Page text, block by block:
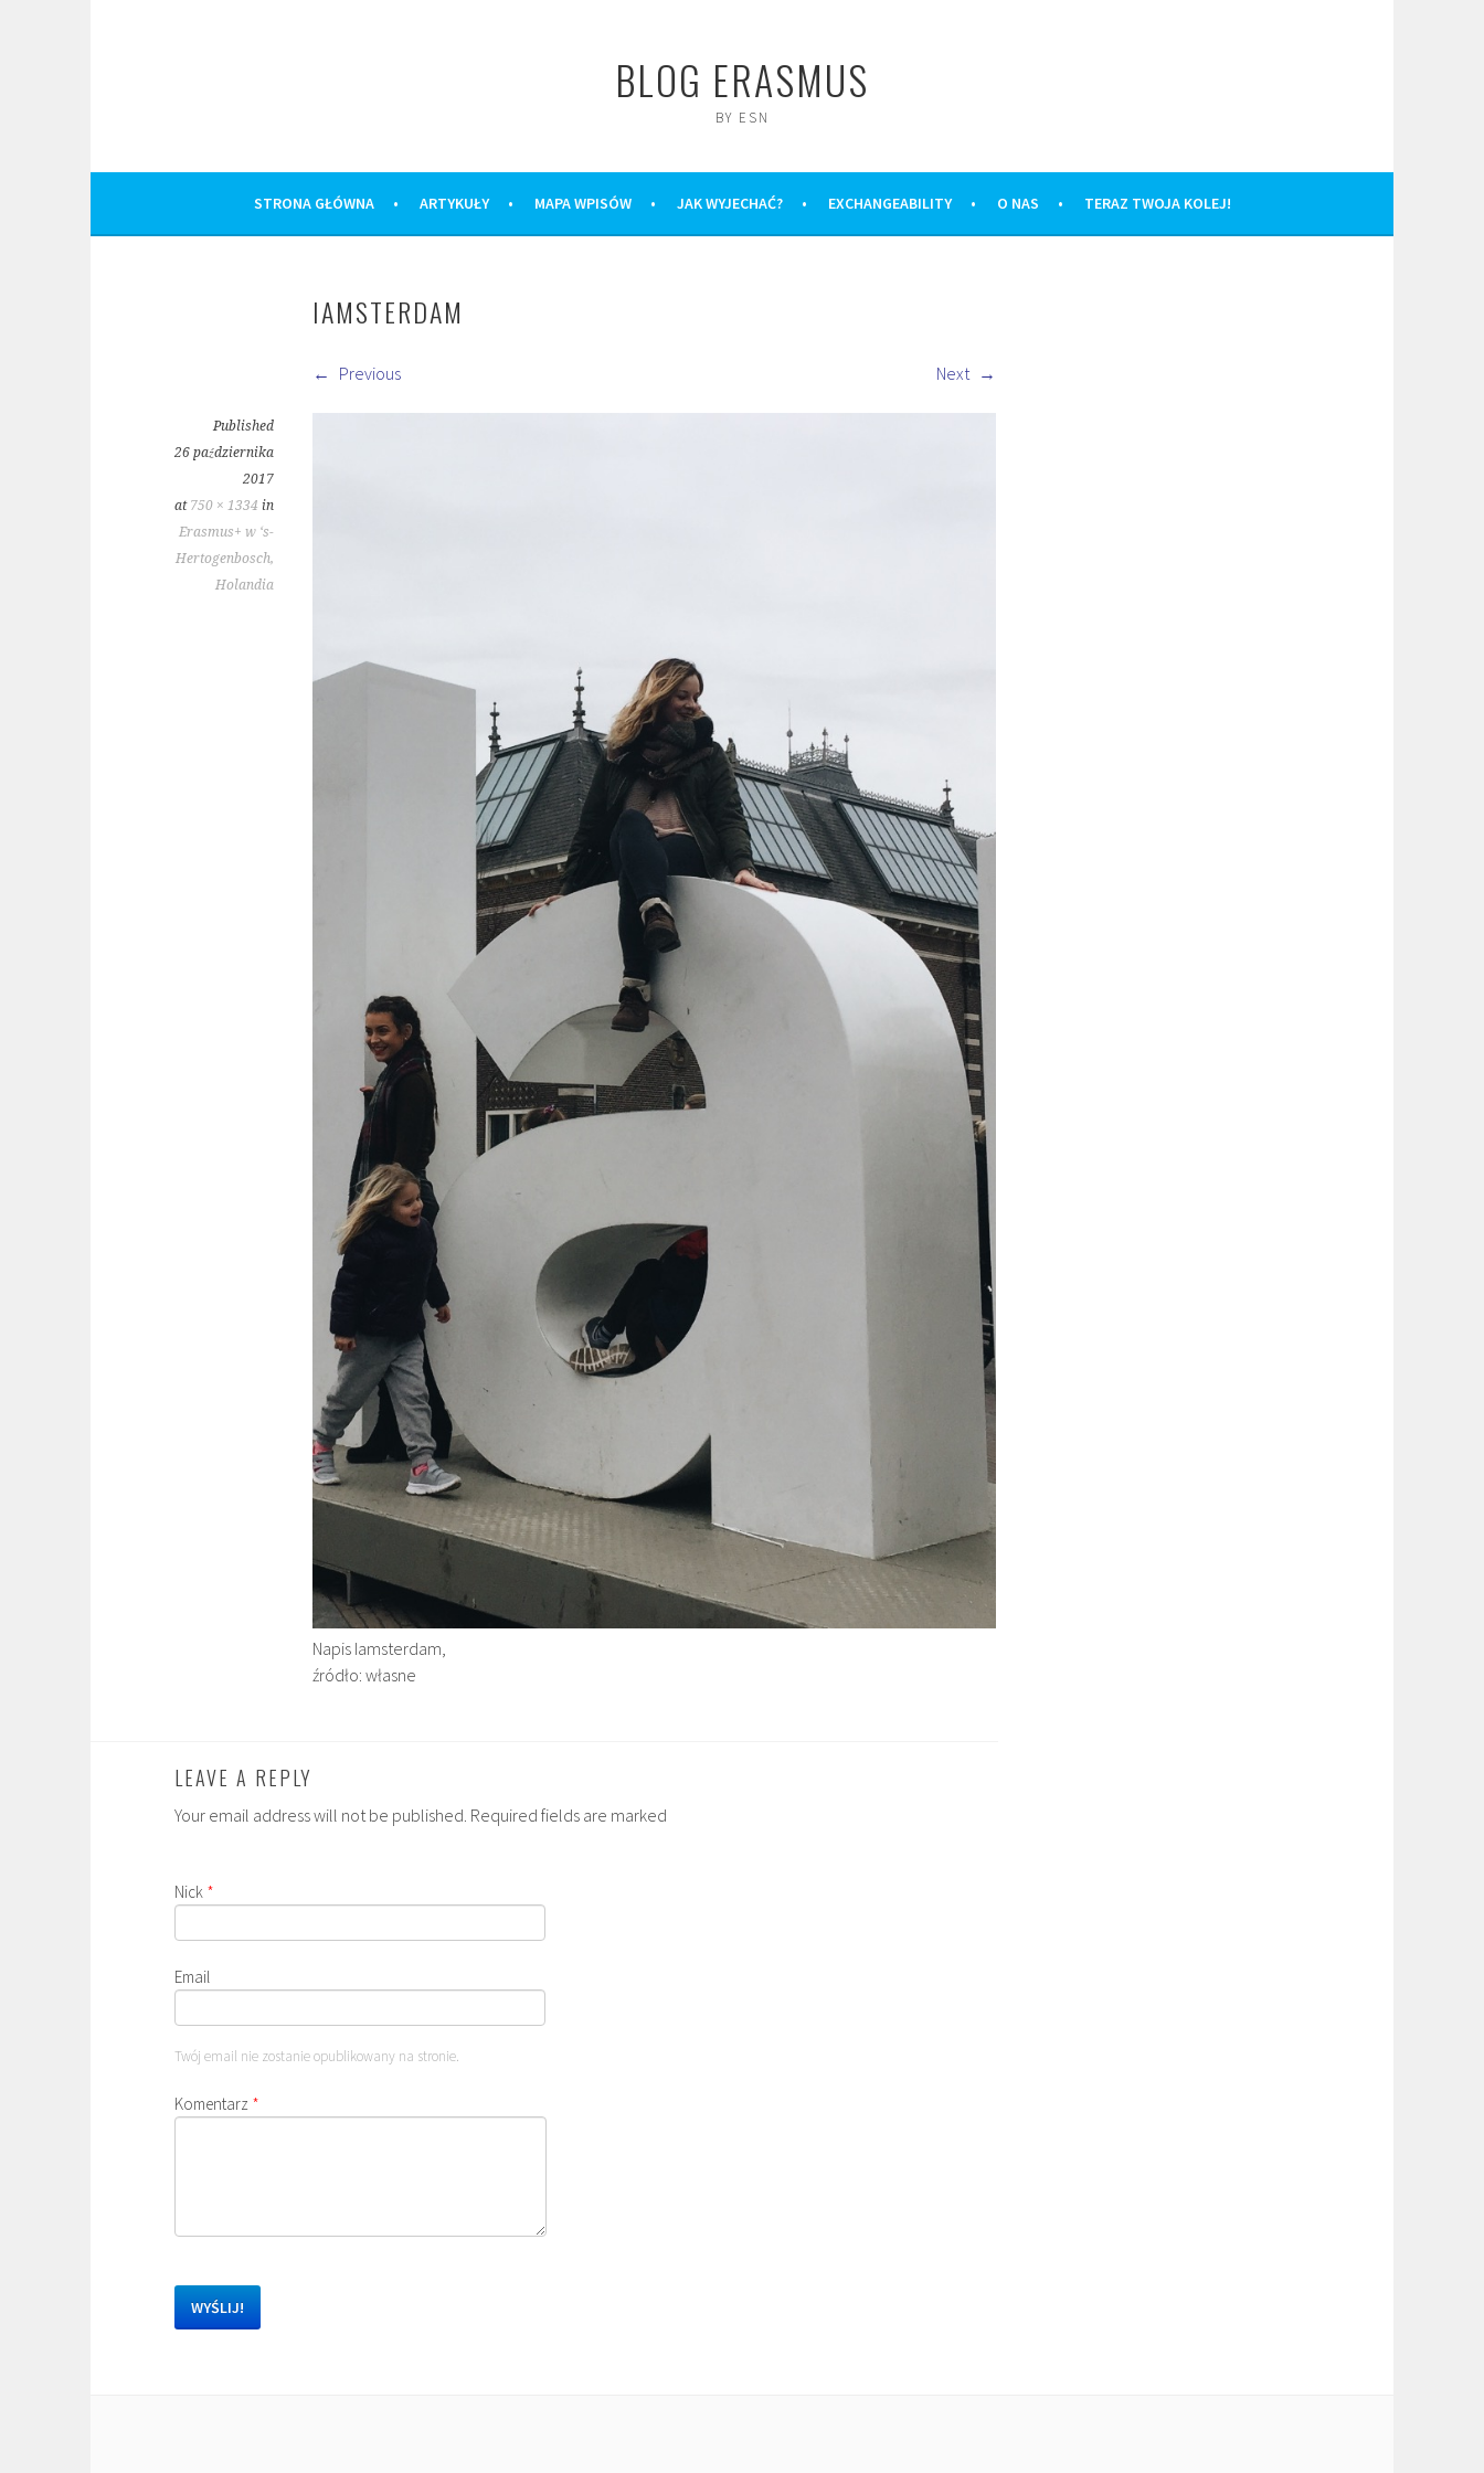
BLOG ERASMUS
BY ESN
STRONA GŁÓWNA ARTYKUŁY MAPA WPISÓW JAK WYJECHAĆ? EXCHANGEABILITY O NAS TERAZ TWOJA KOLEJ!
IAMSTERDAM
Previous Next
Published
26 października
2017
at 750 × 1334 in
Erasmus+ w ‘s-
Hertogenbosch,
Holandia
Napis Iamsterdam,
źródło: własne
LEAVE A REPLY
Your email address will not be published. Required fields are marked
Nick *
Email
Twój email nie zostanie opublikowany na stronie.
Komentarz *